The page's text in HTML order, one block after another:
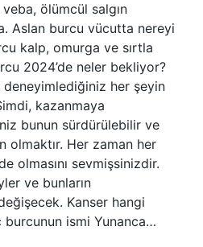
ölümcül salgın
Aslan burcu vücutta nereyi
kalp, omurga ve sırtla
2024’de neler bekliyor?
deneyimlediğiniz her şeyin
kazanmaya
bunun sürdürülebilir ve
olmaktır. Her zaman her
olmasını sevmişsinizdir.
ve bunların
Kanser hangi
burcunun ismi Yunanca…